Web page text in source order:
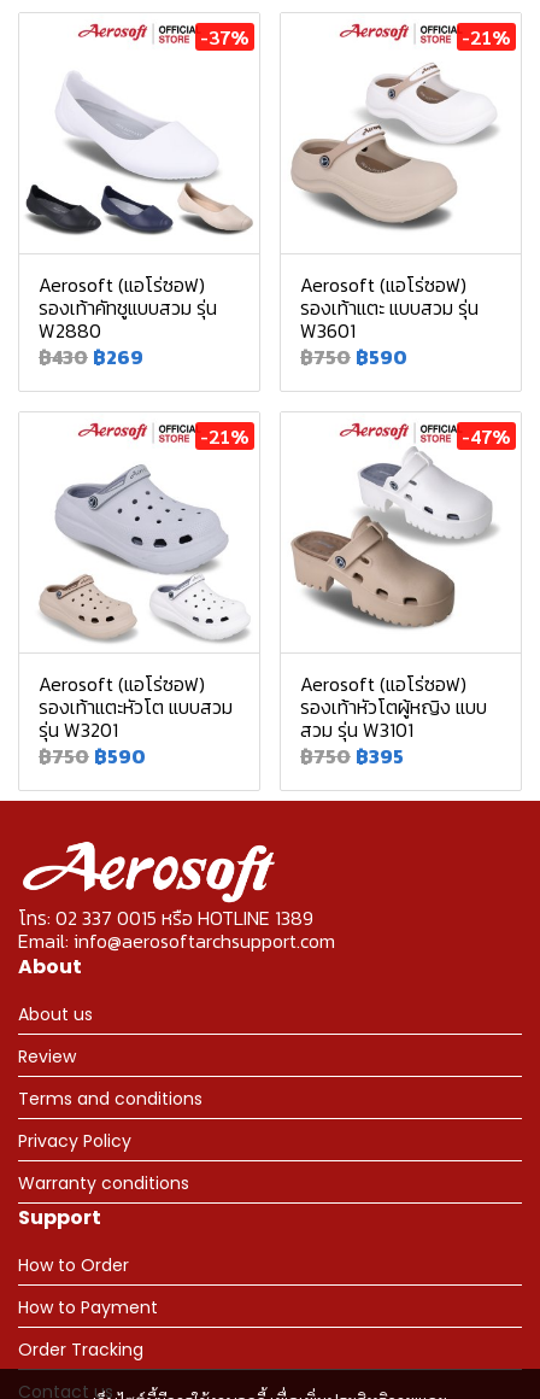
-37%
Aerosoft (แอโร่ซอฟ)
รองเท้าคัทชูแบบสวม รุ่น
W2880
฿430 ฿269
-21%
Aerosoft (แอโร่ซอฟ)
รองเท้าแตะ แบบสวม รุ่น
W3601
฿750 ฿590
-21%
Aerosoft (แอโร่ซอฟ)
รองเท้าแตะหัวโต แบบสวม
รุ่น W3201
฿750 ฿590
-47%
Aerosoft (แอโร่ซอฟ)
รองเท้าหัวโตผู้หญิง แบบ
สวม รุ่น W3101
฿750 ฿395
โทร: 02 337 0015 หรือ HOTLINE 1389
Email: info@aerosoftarchsupport.com
About
About us
Review
Terms and conditions
Privacy Policy
Warranty conditions
Support
How to Order
How to Payment
Order Tracking
Contact us